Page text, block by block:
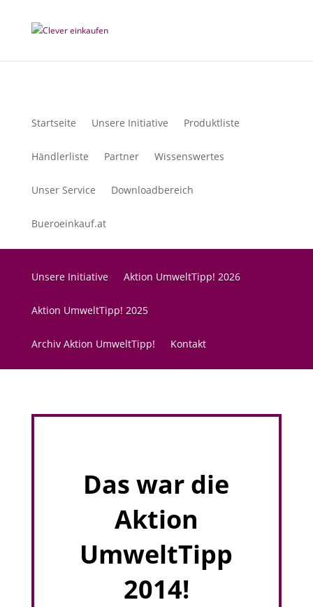
Startseite Unsere Initiative Produktliste
Händlerliste Partner Wissenswertes
Unser Service Downloadbereich
Bueroeinkauf.at
Unsere Initiative Aktion UmweltTipp! 2026
Aktion UmweltTipp! 2025
Archiv Aktion UmweltTipp! Kontakt
Das war die
Aktion
UmweltTipp
2014!